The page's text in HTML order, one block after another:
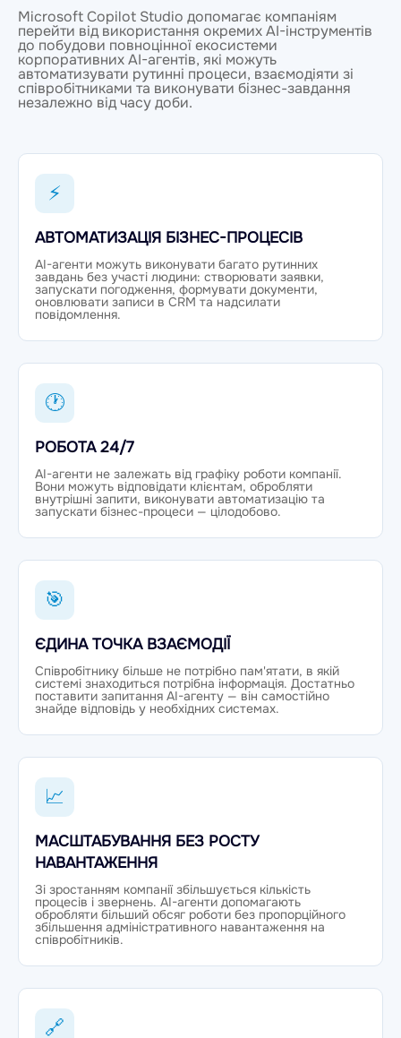
Microsoft Copilot Studio допомагає компаніям
перейти від використання окремих AI-інструментів
до побудови повноцінної екосистеми
корпоративних AI-агентів, які можуть
автоматизувати рутинні процеси, взаємодіяти зі
співробітниками та виконувати бізнес-завдання
незалежно від часу доби.
⚡
АВТОМАТИЗАЦІЯ БІЗНЕС-ПРОЦЕСІВ
AI-агенти можуть виконувати багато рутинних
завдань без участі людини: створювати заявки,
запускати погодження, формувати документи,
оновлювати записи в CRM та надсилати
повідомлення.
🕐
РОБОТА 24/7
AI-агенти не залежать від графіку роботи компанії.
Вони можуть відповідати клієнтам, обробляти
внутрішні запити, виконувати автоматизацію та
запускати бізнес-процеси — цілодобово.
🎯
ЄДИНА ТОЧКА ВЗАЄМОДІЇ
Співробітнику більше не потрібно пам'ятати, в якій
системі знаходиться потрібна інформація. Достатньо
поставити запитання AI-агенту — він самостійно
знайде відповідь у необхідних системах.
📈
МАСШТАБУВАННЯ БЕЗ РОСТУ
НАВАНТАЖЕННЯ
Зі зростанням компанії збільшується кількість
процесів і звернень. AI-агенти допомагають
обробляти більший обсяг роботи без пропорційного
збільшення адміністративного навантаження на
співробітників.
🔗